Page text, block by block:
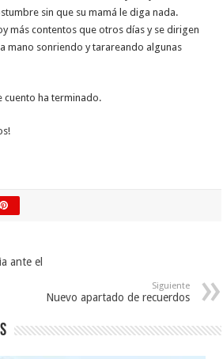
sin que su mamá le diga nada.
más contentos que otros días y se dirigen
mano sonriendo y tarareando algunas
ha terminado.
ante el
Siguiente
Nuevo apartado de recuerdos